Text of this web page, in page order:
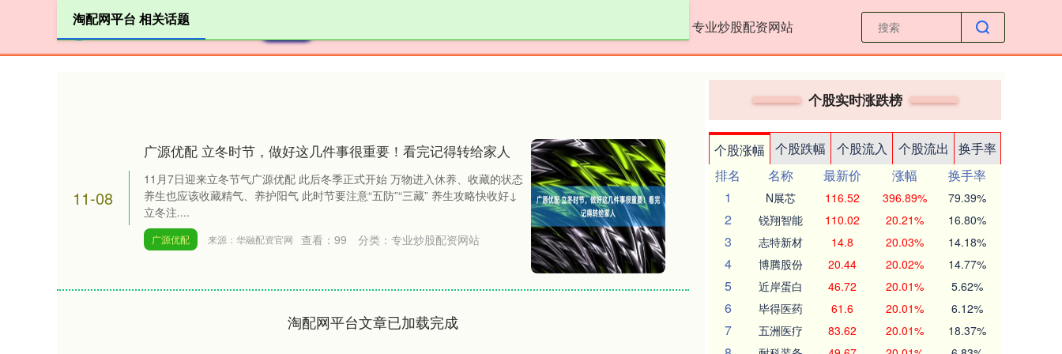
专业炒股配资网站
淘配网平台 相关话题
11-08
广源优配 立冬时节，做好这几件事很重要！看完记得转给家人
11月7日迎来立冬节气广源优配 此后冬季正式开始 万物进入休养、收藏的状态
养生也应该收藏精气、养护阳气 此时节要注意“五防”“三藏” 养生攻略快收好↓
立冬注....
广源优配 来源：华融配资官网 查看： 99 分类： 专业炒股配资网站
淘配网平台文章已加载完成
个股实时涨跌榜
个股涨幅 个股跌幅 个股流入 个股流出
换手率
排名
名称 最新价 涨幅
换手率
1
N展芯 116.52 396.89% 79.39%
2 锐翔智能 110.02 20.21% 16.80%
3 志特新材 14.8 20.03% 14.18%
4 博腾股份 20.44 20.02% 14.77%
5 近岸蛋白 46.72 20.01% 5.62%
6 毕得医药 61.6 20.01% 6.12%
7 五洲医疗 83.62 20.01% 18.37%